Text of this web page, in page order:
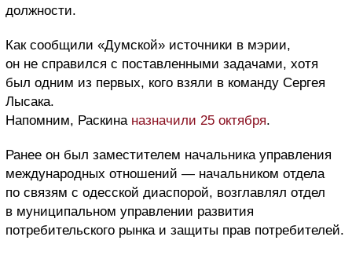
должности.
Как сообщили «Думской» источники в мэрии,
он не справился с поставленными задачами, хотя
был одним из первых, кого взяли в команду Сергея
Лысака.
Напомним, Раскина назначили 25 октября.
Ранее он был заместителем начальника управления
международных отношений — начальником отдела
по связям с одесской диаспорой, возглавлял отдел
в муниципальном управлении развития
потребительского рынка и защиты прав потребителей.